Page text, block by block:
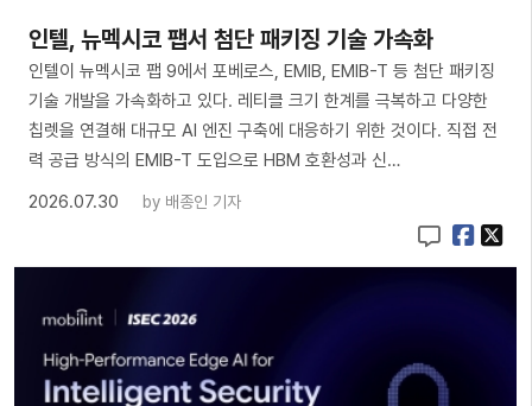
인텔, 뉴멕시코 팹서 첨단 패키징 기술 가속화
인텔이 뉴멕시코 팹 9에서 포베로스, EMIB, EMIB-T 등 첨단 패키징
기술 개발을 가속화하고 있다. 레티클 크기 한계를 극복하고 다양한
칩렛을 연결해 대규모 AI 엔진 구축에 대응하기 위한 것이다. 직접 전
력 공급 방식의 EMIB-T 도입으로 HBM 호환성과 신…
2026.07.30
by 배종인 기자